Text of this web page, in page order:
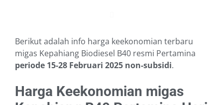
Berikut adalah info harga keekonomian terbaru
migas Kepahiang Biodiesel B40 resmi Pertamina
periode 15-28 Februari 2025 non-subsidi.
Harga Keekonomian migas